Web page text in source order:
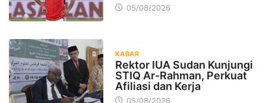
05/08/2026
KABAR
Rektor IUA Sudan Kunjungi
STIQ Ar-Rahman, Perkuat
Afiliasi dan Kerja
05/08/2026